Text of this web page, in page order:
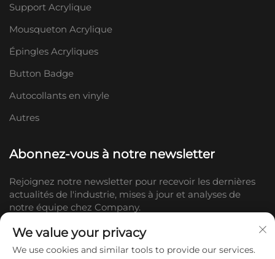
Support Acrylique
Mousqueton Acrylique
Épingles Acryliques
Button Badge
Autocollants en vinyle
Autres
Abonnez-vous à notre newsletter
Rejoignez notre newsletter pour recevoir les dernières
actualités de l'industrie, mises à jour et analyses de
notre équipe chez Company.
We value your privacy
We use cookies and similar tools to provide our services.